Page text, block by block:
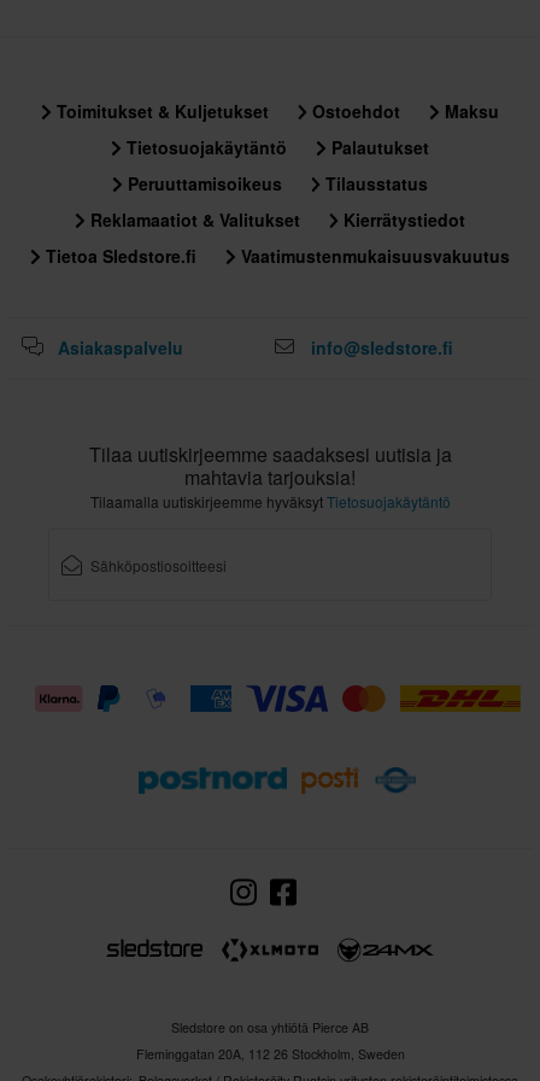
Toimitukset & Kuljetukset Ostoehdot
Maksu
Tietosuojakäytäntö
Palautukset
Peruuttamisoikeus
Tilausstatus
Reklamaatiot & Valitukset
Kierrätystiedot
Tietoa Sledstore.fi
Vaatimustenmukaisuusvakuutus
Asiakaspalvelu info@sledstore.fi
Tilaa uutiskirjeemme saadaksesi uutisia ja
mahtavia tarjouksia!
Tilaamalla uutiskirjeemme hyväksytTietosuojakäytäntö
Sledstore on osa yhtiötä Pierce AB
Fleminggatan 20A, 112 26 Stockholm, Sweden